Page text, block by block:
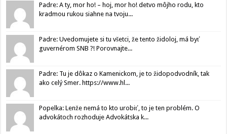
Padre: A ty, mor ho! – hoj, mor ho! detvo môjho rodu, kto
kradmou rukou siahne na tvoju...
Padre: Uvedomujete si tu všetci, že tento židoloj, má byť
guvernérom SNB ?! Porovnajte...
Padre: Tu je dôkaz o Kamenickom, je to židopodvodník, tak
ako celý Smer. https://www.hl...
Popelka: Lenže nemá to kto urobiť, to je ten problém. O
advokátoch rozhoduje Advokátska k...